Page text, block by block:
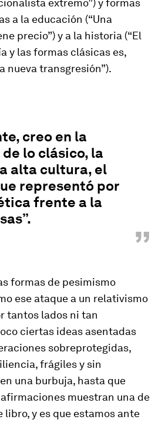
extremo”) y formas
a la educación (“Una
precio”) y a la historia (“El
y las formas clásicas es,
nueva transgresión”).
creo en la
lo clásico, la
alta cultura, el
representó por
frente a la
”
formas de pesimismo
ese ataque a un relativismo
tantos lados ni tan
ciertas ideas asentadas
sobreprotegidas,
frágiles y sin
una burbuja, hasta que
muestran una de
libro, y es que estamos ante